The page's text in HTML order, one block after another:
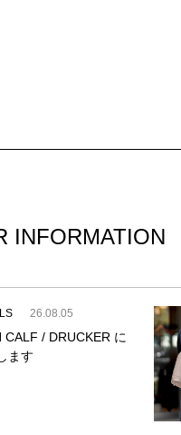
INFORMATION
26.08.05
CALF / DRUCKER に
ます